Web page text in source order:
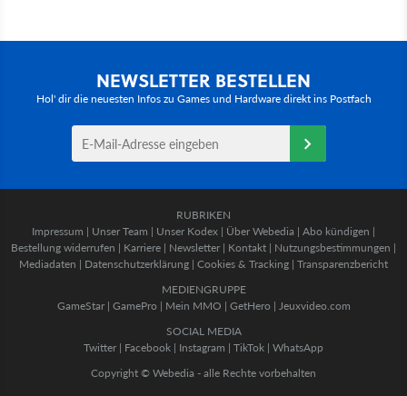
NEWSLETTER BESTELLEN
Hol' dir die neuesten Infos zu Games und Hardware direkt ins Postfach
RUBRIKEN
Impressum | Unser Team | Unser Kodex | Über Webedia | Abo kündigen |
Bestellung widerrufen | Karriere | Newsletter | Kontakt | Nutzungsbestimmungen |
Mediadaten | Datenschutzerklärung | Cookies & Tracking | Transparenzbericht
MEDIENGRUPPE
GameStar| GamePro | Mein MMO | GetHero | Jeuxvideo.com
SOCIAL MEDIA
Twitter | Facebook | Instagram | TikTok | WhatsApp
Copyright © Webedia - alle Rechte vorbehalten